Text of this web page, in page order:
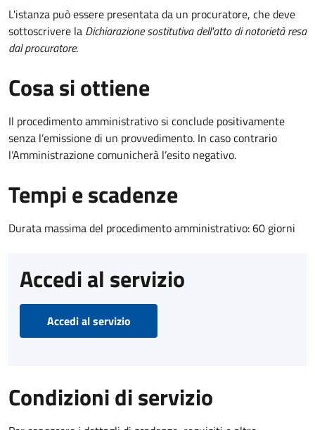
L'istanza può essere presentata da un procuratore, che deve
sottoscrivere la Dichiarazione sostitutiva dell'atto di notorietà resa
dal procuratore.
Cosa si ottiene
Il procedimento amministrativo si conclude positivamente
senza l’emissione di un provvedimento. In caso contrario
l’Amministrazione comunicherà l’esito negativo.
Tempi e scadenze
Durata massima del procedimento amministrativo: 60 giorni
Accedi al servizio
Accedi al servizio
Condizioni di servizio